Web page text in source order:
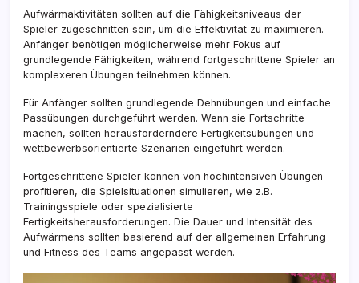
Aufwärmaktivitäten sollten auf die Fähigkeitsniveaus der
Spieler zugeschnitten sein, um die Effektivität zu maximieren.
Anfänger benötigen möglicherweise mehr Fokus auf
grundlegende Fähigkeiten, während fortgeschrittene Spieler an
komplexeren Übungen teilnehmen können.
Für Anfänger sollten grundlegende Dehnübungen und einfache
Passübungen durchgeführt werden. Wenn sie Fortschritte
machen, sollten herausforderndere Fertigkeitsübungen und
wettbewerbsorientierte Szenarien eingeführt werden.
Fortgeschrittene Spieler können von hochintensiven Übungen
profitieren, die Spielsituationen simulieren, wie z.B.
Trainingsspiele oder spezialisierte
Fertigkeitsherausforderungen. Die Dauer und Intensität des
Aufwärmens sollten basierend auf der allgemeinen Erfahrung
und Fitness des Teams angepasst werden.